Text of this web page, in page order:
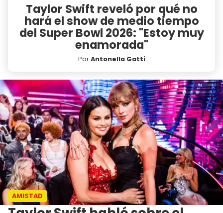
Taylor Swift reveló por qué no
hará el show de medio tiempo
del Super Bowl 2026: "Estoy muy
enamorada"
PorAntonella Gatti
AMISTAD